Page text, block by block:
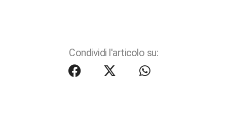
Condividi l'articolo su: